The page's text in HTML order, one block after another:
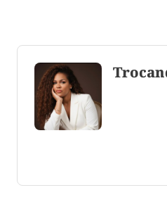
consultora de